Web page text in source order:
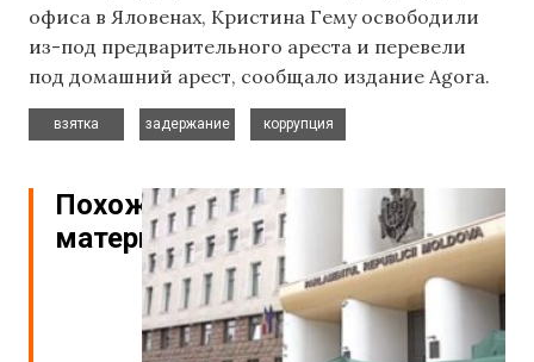
офиса в Яловенах, Кристина Гему освободили
из-под предварительного ареста и перевели
под домашний арест, сообщало издание Agora.
взятка
задержание
коррупция
Похожие
материалы